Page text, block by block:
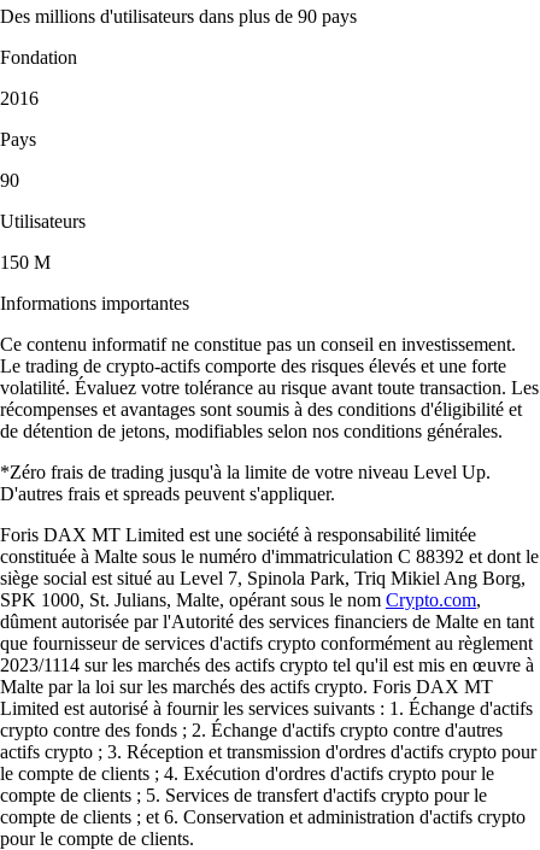
Des millions d'utilisateurs dans plus de 90 pays
Fondation
2016
Pays
90
Utilisateurs
150 M
Informations importantes
Ce contenu informatif ne constitue pas un conseil en investissement.
Le trading de crypto-actifs comporte des risques élevés et une forte
volatilité. Évaluez votre tolérance au risque avant toute transaction. Les
récompenses et avantages sont soumis à des conditions d'éligibilité et
de détention de jetons, modifiables selon nos conditions générales.
*Zéro frais de trading jusqu'à la limite de votre niveau Level Up.
D'autres frais et spreads peuvent s'appliquer.
Foris DAX MT Limited est une société à responsabilité limitée
constituée à Malte sous le numéro d'immatriculation C 88392 et dont le
siège social est situé au Level 7, Spinola Park, Triq Mikiel Ang Borg,
SPK 1000, St. Julians, Malte, opérant sous le nom Crypto.com,
dûment autorisée par l'Autorité des services financiers de Malte en tant
que fournisseur de services d'actifs crypto conformément au règlement
2023/1114 sur les marchés des actifs crypto tel qu'il est mis en œuvre à
Malte par la loi sur les marchés des actifs crypto. Foris DAX MT
Limited est autorisé à fournir les services suivants : 1. Échange d'actifs
crypto contre des fonds ; 2. Échange d'actifs crypto contre d'autres
actifs crypto ; 3. Réception et transmission d'ordres d'actifs crypto pour
le compte de clients ; 4. Exécution d'ordres d'actifs crypto pour le
compte de clients ; 5. Services de transfert d'actifs crypto pour le
compte de clients ; et 6. Conservation et administration d'actifs crypto
pour le compte de clients.